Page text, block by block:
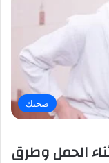
صحتك
الحمل وطرق